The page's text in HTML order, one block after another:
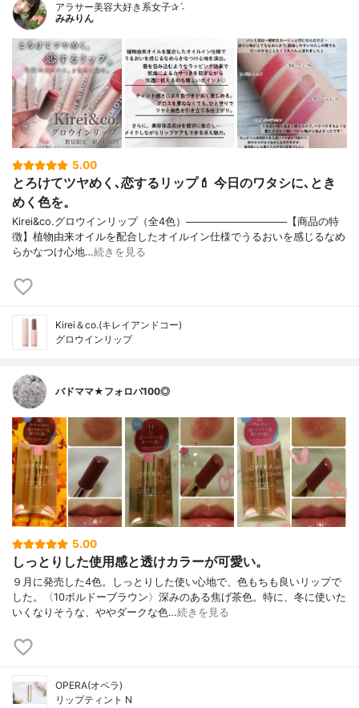
アラサー美容大好き系女子✰ˊ˗
みみりん
5.00
とろけてツヤめく､恋するリップ💄 今日のワタシに､とき
めく色を。
Kirei&co.グロウインリップ（全4色）──────────────【商品の特
徴】植物由来オイルを配合したオイルイン仕様でうるおいを感じるなめ
らかなつけ心地…続きを見る
Kirei＆co.(キレイアンドコー)
グロウインリップ
バドママ★フォロバ100◎
5.00
しっとりした使用感と透けカラーが可愛い。
９月に発売した4色。しっとりした使い心地で、色もちも良いリップで
した。〈10ボルドーブラウン〉深みのある焦げ茶色。特に、冬に使いた
いくなりそうな、ややダークな色…続きを見る
OPERA(オペラ)
リップティント N